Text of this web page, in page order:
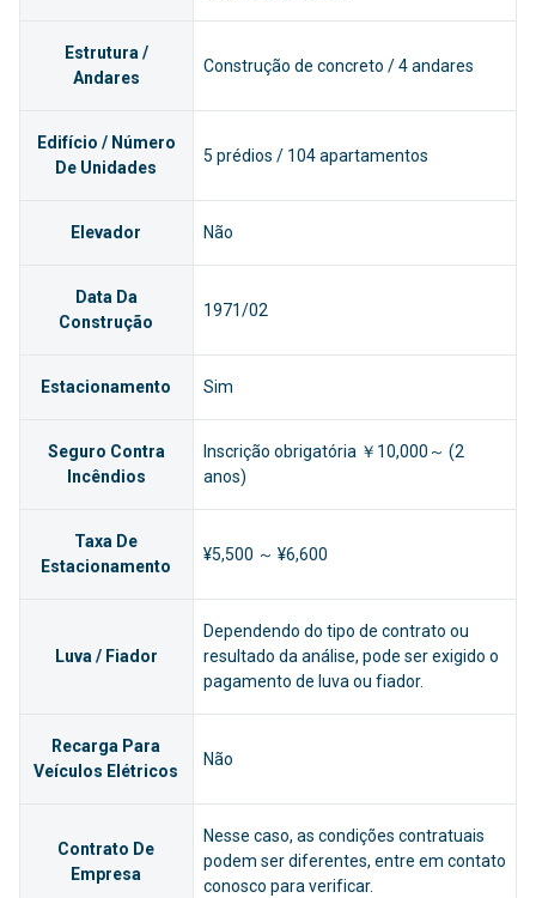
Estrutura /
Andares
Construção de concreto / 4 andares
Edifício / Número
De Unidades
5 prédios / 104 apartamentos
Elevador Não
Data Da
Construção
1971/02
Estacionamento Sim
Seguro Contra
Incêndios
Inscrição obrigatória ￥10,000～ (2
anos)
Taxa De
Estacionamento
¥5,500 ～ ¥6,600
Luva / Fiador
Dependendo do tipo de contrato ou
resultado da análise, pode ser exigido o
pagamento de luva ou fiador.
Recarga Para
Veículos Elétricos
Não
Contrato De
Empresa
Nesse caso, as condições contratuais
podem ser diferentes, entre em contato
conosco para verificar.